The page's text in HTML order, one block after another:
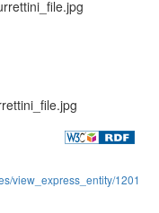
view_express_entity/1201